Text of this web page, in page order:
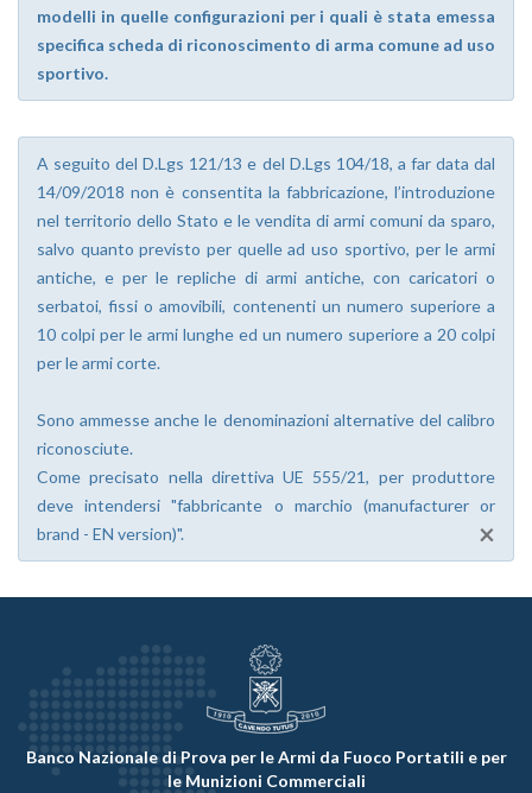
modelli in quelle configurazioni per i quali è stata emessa
specifica scheda di riconoscimento di arma comune ad uso
sportivo.
A seguito del D.Lgs 121/13 e del D.Lgs 104/18, a far data dal
14/09/2018 non è consentita la fabbricazione, l’introduzione
nel territorio dello Stato e le vendita di armi comuni da sparo,
salvo quanto previsto per quelle ad uso sportivo, per le armi
antiche, e per le repliche di armi antiche, con caricatori o
serbatoi, fissi o amovibili, contenenti un numero superiore a
10 colpi per le armi lunghe ed un numero superiore a 20 colpi
per le armi corte.
Sono ammesse anche le denominazioni alternative del calibro
riconosciute.
Come precisato nella direttiva UE 555/21, per produttore
deve intendersi "fabbricante o marchio (manufacturer or
brand - EN version)".
×
Banco Nazionale di Prova per le Armi da Fuoco Portatili e per
le Munizioni Commerciali